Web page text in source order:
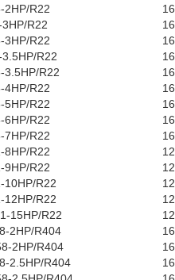
2HP/R22 16
R22 16
3HP/R22 16
R22 16
3.5HP/R22 16
4HP/R22 16
5HP/R22 16
6HP/R22 16
7HP/R22 16
8HP/R22 12
9HP/R22 12
10HP/R22 12
12HP/R22 12
15HP/R22 12
2HP/R404 16
2HP/R404 16
2.5HP/R404 16